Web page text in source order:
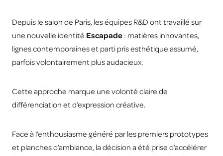
Depuis le salon de Paris, les équipes R&D ont travaillé sur
une nouvelle identité Escapade : matières innovantes,
lignes contemporaines et parti pris esthétique assumé,
parfois volontairement plus audacieux.
Cette approche marque une volonté claire de
différenciation et d’expression créative.
Face à l’enthousiasme généré par les premiers prototypes
et planches d’ambiance, la décision a été prise d’accélérer